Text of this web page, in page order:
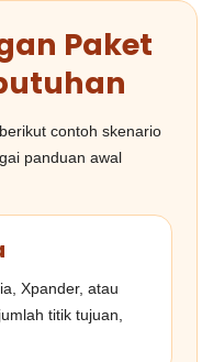
Paket
contoh skenario
panduan awal
Xpander, atau
titik tujuan,